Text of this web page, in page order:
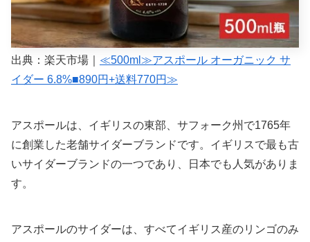
出典：楽天市場｜ ≪500ml≫アスポール オーガニック サ
イダー 6.8%■890円+送料770円≫
アスポールは、イギリスの東部、サフォーク州で1765年
に創業した老舗サイダーブランドです。イギリスで最も古
いサイダーブランドの一つであり、日本でも人気がありま
す。
アスポールのサイダーは、すべてイギリス産のリンゴのみ